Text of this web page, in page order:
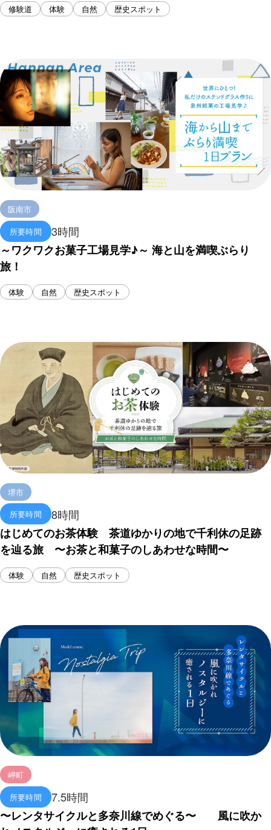
修験道 体験 自然 歴史スポット
阪南市
所要時間
3時間
～ワクワクお菓子工場見学♪～ 海と山を満喫ぶらり
旅！
体験 自然 歴史スポット
堺市
所要時間
8時間
はじめてのお茶体験 茶道ゆかりの地で千利休の足跡
を辿る旅 〜お茶と和菓子のしあわせな時間〜
体験 自然 歴史スポット
岬町
所要時間
7.5時間
〜レンタサイクルと多奈川線でめぐる〜 風に吹か